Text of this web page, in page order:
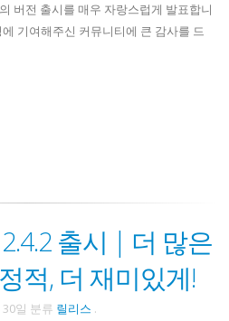
버전 출시를 매우 자랑스럽게 발표합니
기여해주신 커뮤니티에 큰 감사를 드
출시 | 더 많은
적, 더 재미있게!
일 분류 릴리스 .